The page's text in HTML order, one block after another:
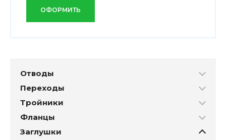
Отводы
Переходы
Тройники
Фланцы
Заглушки
ОФОРМИТЬ